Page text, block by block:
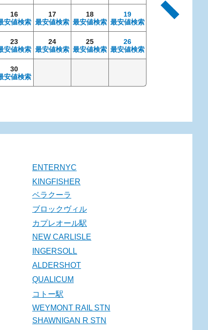
16
安値検索
17
最安値検索
18
最安値検索
19
最安値検索
23
安値検索
24
最安値検索
25
最安値検索
26
最安値検索
30
安値検索
11
最安値検索
ENTERNYC
KINGFISHER
ベラクーラ
ブロックヴィル
カプレオール駅
NEW CARLISLE
INGERSOLL
ALDERSHOT
QUALICUM
コトー駅
WEYMONT RAIL STN
SHAWNIGAN R STN